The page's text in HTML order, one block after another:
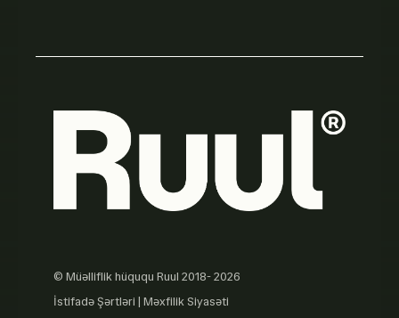
© Müəlliflik hüququ Ruul 2018- 2026
İstifadə Şərtləri | Məxfilik Siyasəti